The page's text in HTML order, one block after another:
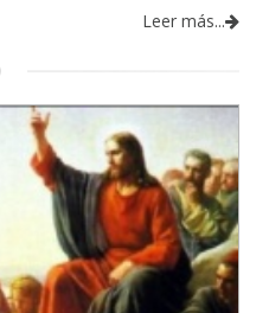
Leer más...